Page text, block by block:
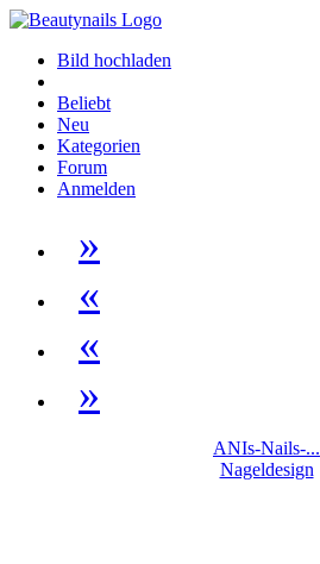
Bild hochladen
Beliebt
Neu
Kategorien
Forum
Anmelden
»
«
«
»
ANIs-Nails-...
Nageldesign